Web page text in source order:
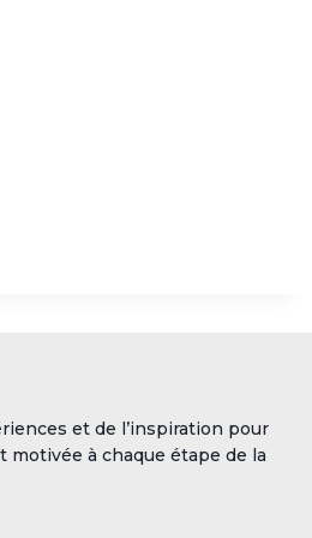
et de l’inspiration pour
motivée à chaque étape de la